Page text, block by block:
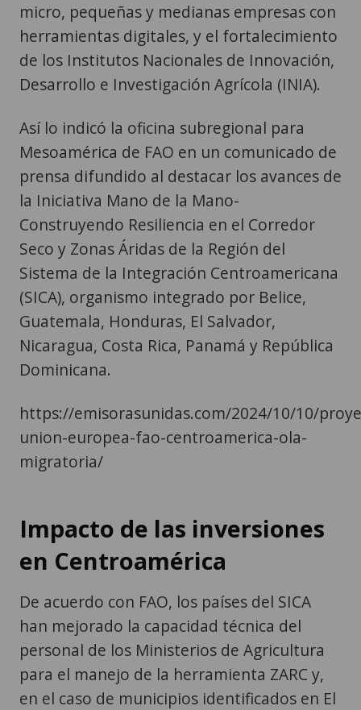
micro, pequeñas y medianas empresas con
herramientas digitales, y el fortalecimiento
de los Institutos Nacionales de Innovación,
Desarrollo e Investigación Agrícola (INIA).
Así lo indicó la oficina subregional para
Mesoamérica de FAO en un comunicado de
prensa difundido al destacar los avances de
la Iniciativa Mano de la Mano-
Construyendo Resiliencia en el Corredor
Seco y Zonas Áridas de la Región del
Sistema de la Integración Centroamericana
(SICA), organismo integrado por Belice,
Guatemala, Honduras, El Salvador,
Nicaragua, Costa Rica, Panamá y República
Dominicana.
https://emisorasunidas.com/2024/10/10/
union-europea-fao-centroamerica-ola-
migratoria/
Impacto de las inversiones
en Centroamérica
De acuerdo con FAO, los países del SICA
han mejorado la capacidad técnica del
personal de los Ministerios de Agricultura
para el manejo de la herramienta ZARC y,
en el caso de municipios identificados en El